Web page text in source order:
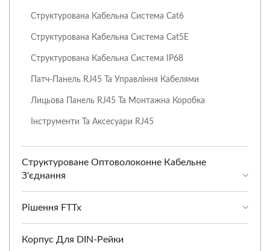
Структурована Кабельна Система Cat6
Структурована Кабельна Система Cat5E
Структурована Кабельна Система IP68
Патч-Панель RJ45 Та Управління Кабелями
Лицьова Панель RJ45 Та Монтажна Коробка
Інструменти Та Аксесуари RJ45
Структуроване Оптоволоконне Кабельне
З'єднання
Рішення FTTx
Корпус Для DIN-Рейки